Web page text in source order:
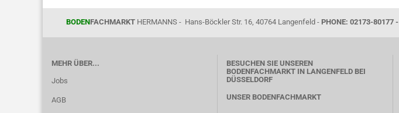
BODENFACHMARKTHERMANNS - Hans-Böckler Str. 16, 40764 Langenfeld - PHONE: 02173-80177 -
MEHR ÜBER...
Jobs
AGB
BESUCHEN SIE UNSEREN
BODENFACHMARKT IN LANGENFELD BEI
DÜSSELDORF
UNSER BODENFACHMARKT